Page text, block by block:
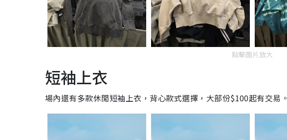
點擊圖片放大
短袖上衣
場內還有多款休閒短袖上衣，背心款式選擇，大部份$100起有交易。